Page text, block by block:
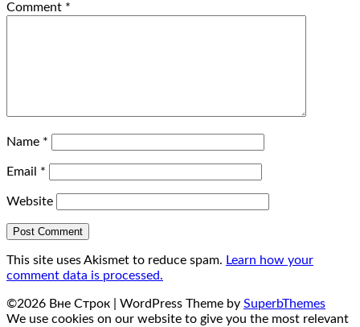
Comment *
Name *
Email *
Website
This site uses Akismet to reduce spam. Learn how your
comment data is processed.
©2026 Вне Строк | WordPress Theme by SuperbThemes
We use cookies on our website to give you the most relevant